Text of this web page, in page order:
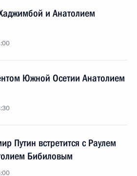
и Анатолием
Южной Осетии Анатолием
Путин встретится с Раулем
Бибиловым